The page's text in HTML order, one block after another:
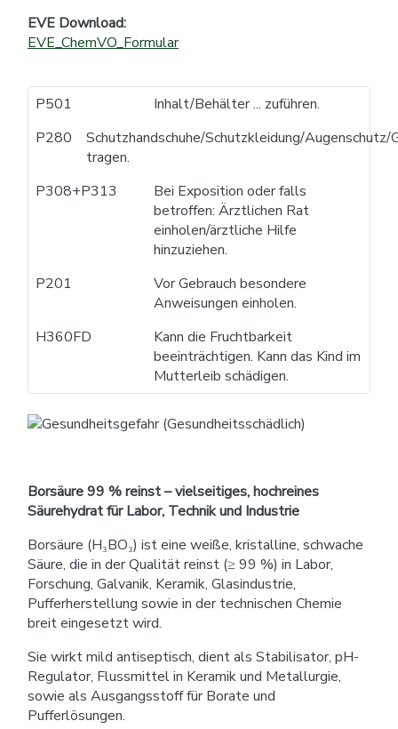
EVE Download:
EVE_ChemVO_Formular
P501
Inhalt/Behälter ... zuführen.
P280
Schutzhandschuhe/Schutzkleidung/Augenschutz/
tragen.
P308+P313
Bei Exposition oder falls
betroffen: Ärztlichen Rat
einholen/ärztliche Hilfe
hinzuziehen.
P201
Vor Gebrauch besondere
Anweisungen einholen.
H360FD
Kann die Fruchtbarkeit
beeinträchtigen. Kann das Kind im
Mutterleib schädigen.
Borsäure 99 % reinst – vielseitiges, hochreines
Säurehydrat für Labor, Technik und Industrie
Borsäure (H₃BO₃) ist eine weiße, kristalline, schwache
Säure, die in der Qualität reinst (≥ 99 %) in Labor,
Forschung, Galvanik, Keramik, Glasindustrie,
Pufferherstellung sowie in der technischen Chemie
breit eingesetzt wird.
Sie wirkt mild antiseptisch, dient als Stabilisator, pH-
Regulator, Flussmittel in Keramik und Metallurgie,
sowie als Ausgangsstoff für Borate und
Pufferlösungen.